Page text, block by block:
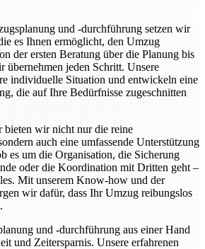
und -durchführung setzen wir
es Ihnen ermöglicht, den Umzug
der ersten Beratung über die Planung bis
übernehmen jeden Schritt. Unsere
individuelle Situation und entwickeln eine
die auf Ihre Bedürfnisse zugeschnitten
bieten wir nicht nur die reine
auch eine umfassende Unterstützung
es um die Organisation, die Sicherung
oder die Koordination mit Dritten geht –
Mit unserem Know-how und der
wir dafür, dass Ihr Umzug reibungslos
und -durchführung aus einer Hand
und Zeitersparnis. Unsere erfahrenen